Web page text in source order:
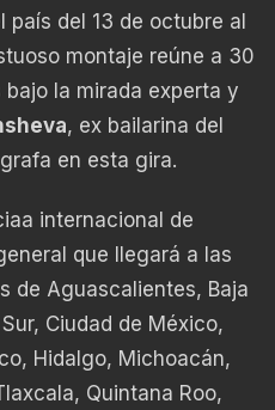
país del 13 de octubre al
montaje reúne a 30
la mirada experta y
, ex bailarina del
en esta gira.
internacional de
que llegará a las
de Aguascalientes, Baja
Ciudad de México,
Hidalgo, Michoacán,
Quintana Roo,